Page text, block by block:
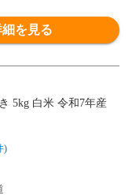
細を見る
5kg 白米 令和7年産
)